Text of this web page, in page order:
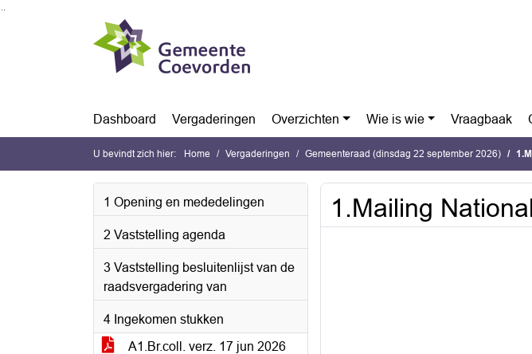
Ga naar de inhoud van deze pagina
Ga naar het zoeken
Ga naar het menu
Dashboard Vergaderingen Overzichten Wie is wie Vraagbaak
U bevindt zich hier: Home Vergaderingen Gemeenteraad (dinsdag 22 september 2026)
1 Opening en mededelingen
2 Vaststelling agenda
3 Vaststelling besluitenlijst van de
raadsvergadering van
4 Ingekomen stukken
A1.Br.coll. verz. 17 jun 2026
1.Mailing